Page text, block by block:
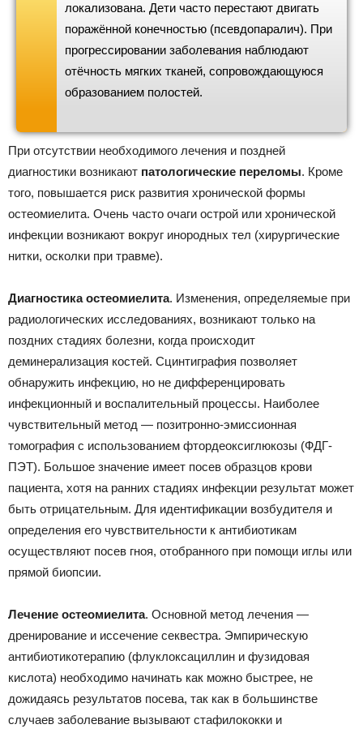
локализована. Дети часто перестают двигать
поражённой конечностью (псевдопаралич). При
прогрессировании заболевания наблюдают
отёчность мягких тканей, сопровождающуюся
образованием полостей.
При отсутствии необходимого лечения и поздней
диагностики возникают патологические переломы. Кроме
того, повышается риск развития хронической формы
остеомиелита. Очень часто очаги острой или хронической
инфекции возникают вокруг инородных тел (хирургические
нитки, осколки при травме).
Диагностика остеомиелита. Изменения, определяемые при
радиологических исследованиях, возникают только на
поздних стадиях болезни, когда происходит
деминерализация костей. Сцинтиграфия позволяет
обнаружить инфекцию, но не дифференцировать
инфекционный и воспалительный процессы. Наиболее
чувствительный метод — позитронно-эмиссионная
томография с использованием фтордеоксиглюкозы (ФДГ-
ПЭТ). Большое значение имеет посев образцов крови
пациента, хотя на ранних стадиях инфекции результат может
быть отрицательным. Для идентификации возбудителя и
определения его чувствительности к антибиотикам
осуществляют посев гноя, отобранного при помощи иглы или
прямой биопсии.
Лечение остеомиелита. Основной метод лечения —
дренирование и иссечение секвестра. Эмпирическую
антибиотикотерапию (флуклоксациллин и фузидовая
кислота) необходимо начинать как можно быстрее, не
дожидаясь результатов посева, так как в большинстве
случаев заболевание вызывают стафилококки и